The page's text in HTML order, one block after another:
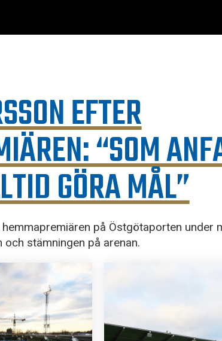
EFTER
“SOM
GÖRA MÅL”
på Östgötaporten under
stämningen på arenan.